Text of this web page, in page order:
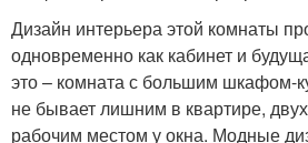
Дизайн интерьера этой комнаты
одновременно как кабинет и
это – комната с большим шкафом-
не бывает лишним в квартире,
рабочим местом у окна. Модные